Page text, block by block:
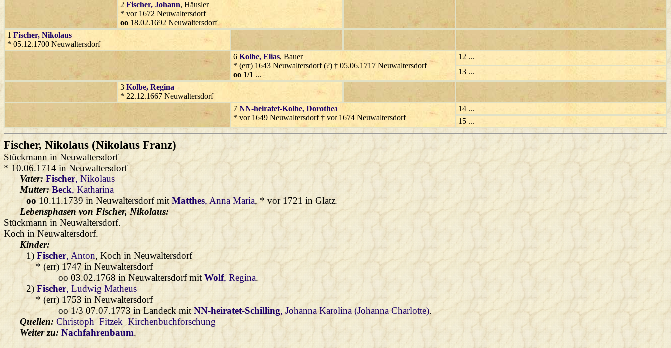
2 Fischer, Johann, Häusler
* vor 1672 Neuwaltersdorf
oo 18.02.1692 Neuwaltersdorf
1 Fischer, Nikolaus
* 05.12.1700 Neuwaltersdorf
6 Kolbe, Elias, Bauer
* (err) 1643 Neuwaltersdorf (?) † 05.06.1717 Neuwaltersdorf
oo 1/1 ...
12 ...
13 ...
3 Kolbe, Regina
* 22.12.1667 Neuwaltersdorf
7 NN-heiratet-Kolbe, Dorothea
* vor 1649 Neuwaltersdorf † vor 1674 Neuwaltersdorf
14 ...
15 ...
Fischer, Nikolaus (Nikolaus Franz)
Stückmann in Neuwaltersdorf
* 10.06.1714 in Neuwaltersdorf
Vater: Fischer, Nikolaus
Mutter:Beck, Katharina
oo 10.11.1739 in Neuwaltersdorf mitMatthes, Anna Maria, * vor 1721 in Glatz.
Lebensphasen von Fischer, Nikolaus:
Stückmann in Neuwaltersdorf.
Koch in Neuwaltersdorf.
Kinder:
1)Fischer, Anton, Koch in Neuwaltersdorf
* (err) 1747 in Neuwaltersdorf
oo 03.02.1768 in Neuwaltersdorf mitWolf, Regina.
2)Fischer, Ludwig Matheus
* (err) 1753 in Neuwaltersdorf
oo 1/3 07.07.1773 in Landeck mitNN-heiratet-Schilling, Johanna Karolina (Johanna Charlotte).
Quellen: Christoph_Fitzek_Kirchenbuchforschung
Weiter zu: Nachfahrenbaum.